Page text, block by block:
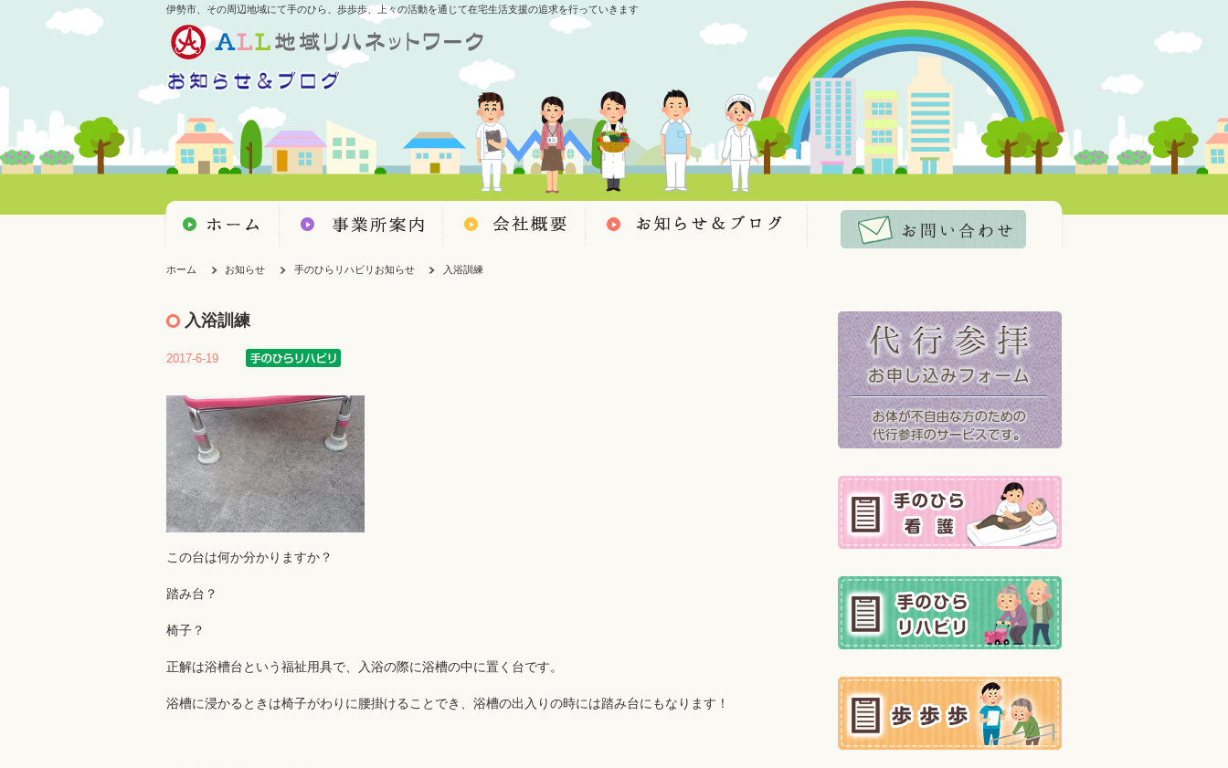
伊勢市、その周辺地域にて手のひら、歩歩歩、上々の活動を通じて在宅生活支援の追求を行っていきます
ホーム お知らせ 手のひらリハビリお知らせ 入浴訓練
入浴訓練
2017-6-19
この台は何か分かりますか？
踏み台？
椅子？
正解は浴槽台という福祉用具で、入浴の際に浴槽の中に置く台です。
浴槽に浸かるときは椅子がわりに腰掛けることでき、浴槽の出入りの時には踏み台にもなります！